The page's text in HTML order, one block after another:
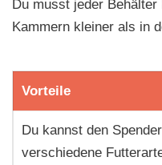
Du musst jeder
Kammern kleiner als in
Vorteile
Du kannst den
verschiedene